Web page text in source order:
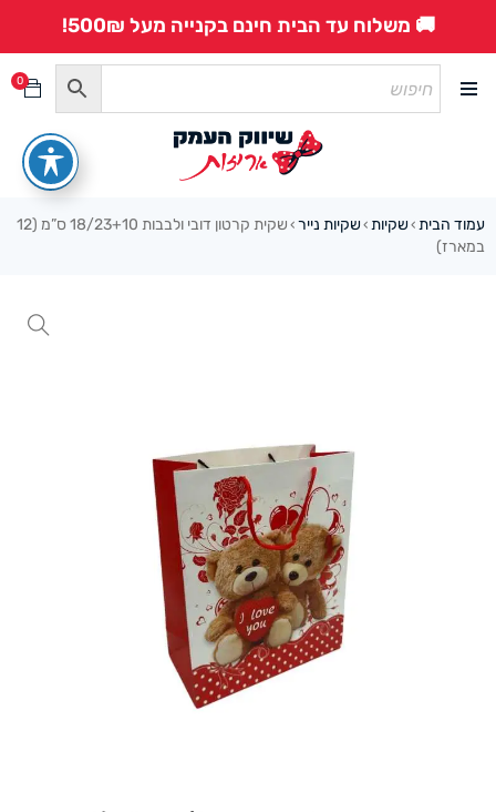
🚚 משלוח עד הבית חינם בקנייה מעל 500₪!
0
עמוד הבית ›שקיות ›שקיות נייר ›
שקית קרטון דובי ולבבות 18/23+10 ס”מ (12
במארז)